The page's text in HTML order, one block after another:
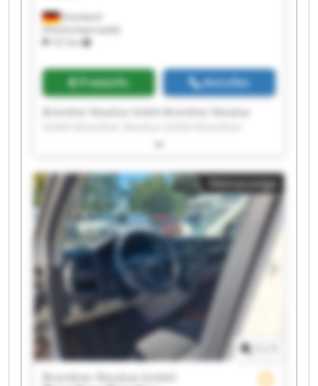
Eisenbach
(Hochschwarzwald)
Preisinfo Anrufen
Revalue GmbH Brandner Revalue GmbH
GmbH Brandner Revalue GmbH Brandner
Revalue GmbH Brandner Revalue GmbH
Brandner Revalue GmbH Brandner Revalue
GmbH Brandner Revalue GmbH Brandner
Revalue GmbH Brandner Revalue GmbH
Brandner Revalue GmbH Brandner Revalue
GmbH Brandner Revalue GmbH Brandner
Revalue GmbH Brandner Revalue GmbH
Kleinanzeige
Brandner Revalue GmbH